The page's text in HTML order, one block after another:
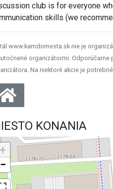
club is for everyone
skills (we
www.kamdomesta.sk nie je
organizátormi. Odporúčame
Na niektoré akcie je
KONANIA
+
−